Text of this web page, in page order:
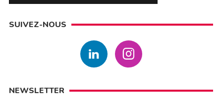
SUIVEZ-NOUS
NEWSLETTER